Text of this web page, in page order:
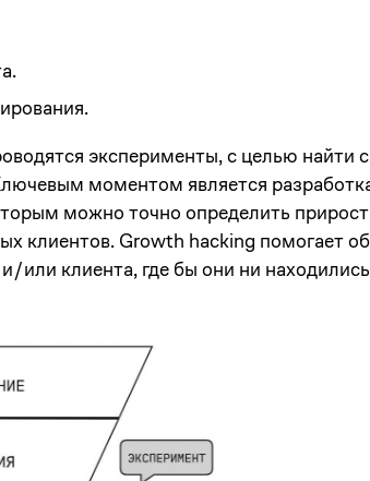
эксперименты, с целью найти
моментом является
можно точно определить прирост
клиентов. Growth hacking помогает
или клиента, где бы они ни